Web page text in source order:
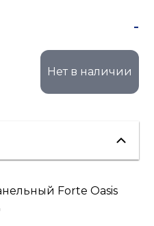
-
Нет в наличии
Forte Oasis